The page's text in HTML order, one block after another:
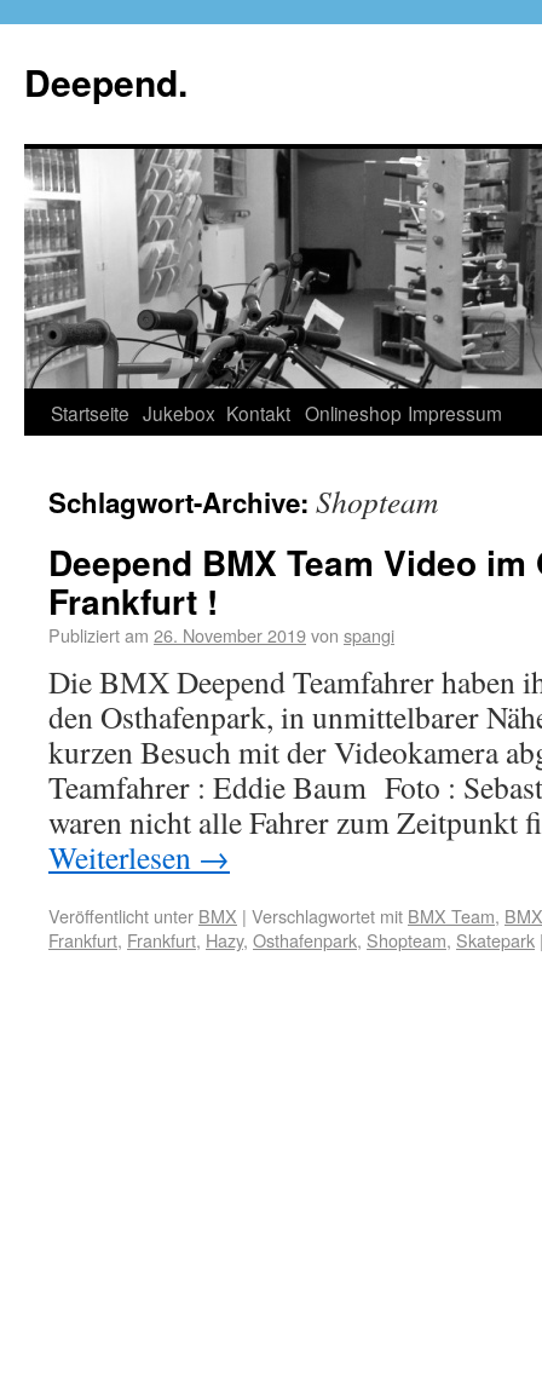
Deepend.
Startseite Jukebox Kontakt Onlineshop Impressum
Schlagwort-Archive: Shopteam
Deepend BMX Team Video
Frankfurt !
Publiziert am 26. November 2019von spangi
Die BMX Deepend Teamfahrer haben
den Osthafenpark, in unmittelbarer
kurzen Besuch mit der Videokamera
Teamfahrer : Eddie Baum Foto :
waren nicht alle Fahrer zum
Weiterlesen →
Veröffentlicht unter BMX | Verschlagwortet mit BMX Team,
Frankfurt, Frankfurt, Hazy, Osthafenpark, Shopteam, Skatepark